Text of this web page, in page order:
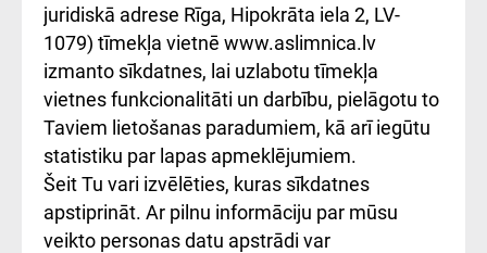
kārtība
Kā pie mums nokļūt
Rēķinu apmaksas
ceļvedis
Rekvizīti un
ārstniecības
Україною
juridiskā adrese Rīga, Hipokrāta iela 2, LV-
1079) tīmekļa vietnē www.aslimnica.lv
izmanto sīkdatnes, lai uzlabotu tīmekļa
vietnes funkcionalitāti un darbību, pielāgotu to
Taviem lietošanas paradumiem, kā arī iegūtu
statistiku par lapas apmeklējumiem.
Šeit Tu vari izvēlēties, kuras sīkdatnes
apstiprināt. Ar pilnu informāciju par mūsu
veikto personas datu apstrādi var